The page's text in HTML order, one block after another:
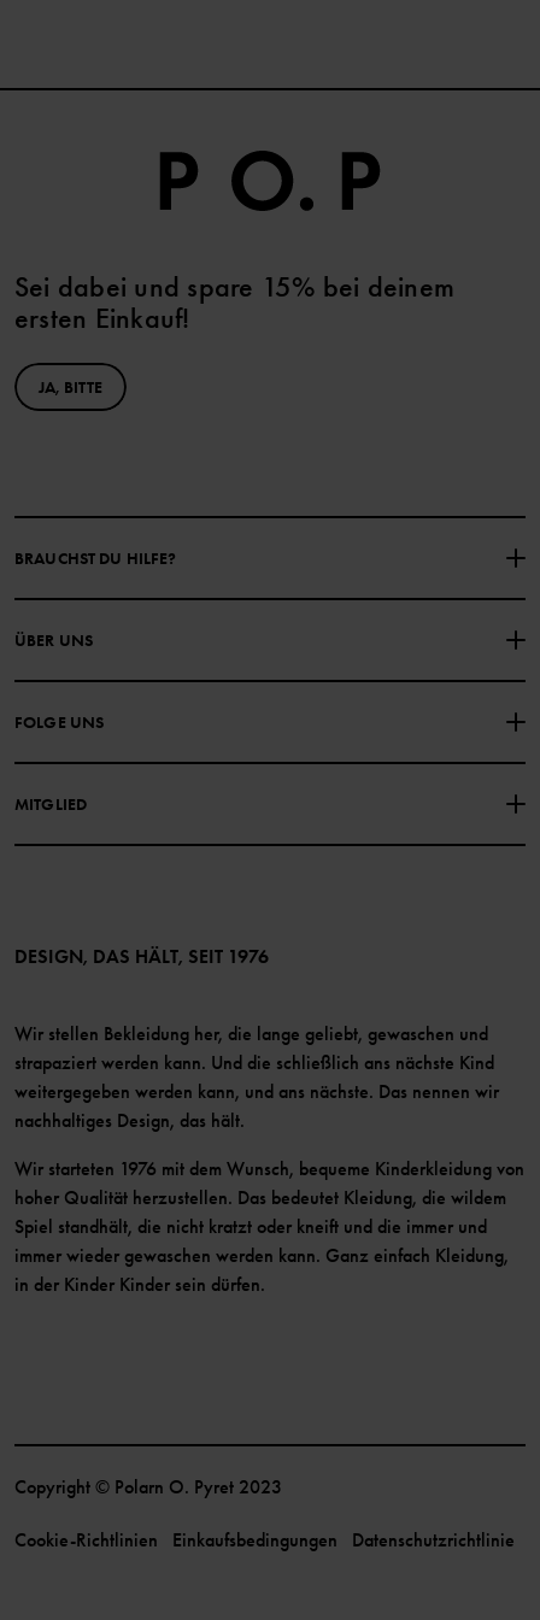
Sei dabei und spare 15% bei deinem
ersten Einkauf!
JA, BITTE
BRAUCHST DU HILFE?
NIMM KONTAKT ZU UNS AUF
HÄUFIG GESTELLTE FRAGEN EINKAUFSBEDINGUNGEN
DATENSCHUTZRICHTLINIE
ÜBER UNS
FOLGE UNS
MITGLIED
Mitglied werden
DESIGN, DAS HÄLT, SEIT 1976
Wir stellen Bekleidung her, die lange geliebt, gewaschen und
strapaziert werden kann. Und die schließlich ans nächste Kind
weitergegeben werden kann, und ans nächste. Das nennen wir
nachhaltiges Design, das hält.
Wir starteten 1976 mit dem Wunsch, bequeme Kinderkleidung von
hoher Qualität herzustellen. Das bedeutet Kleidung, die wildem
Spiel standhält, die nicht kratzt oder kneift und die immer und
immer wieder gewaschen werden kann. Ganz einfach Kleidung,
in der Kinder Kinder sein dürfen.
Copyright © Polarn O. Pyret 2023
Cookie-Richtlinien Einkaufsbedingungen Datenschutzrichtlinie